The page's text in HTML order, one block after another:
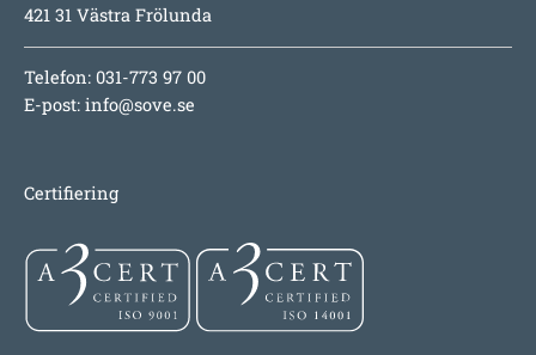
421 31 Västra Frölunda
Telefon: 031-773 97 00
E-post: info@sove.se
Certifiering